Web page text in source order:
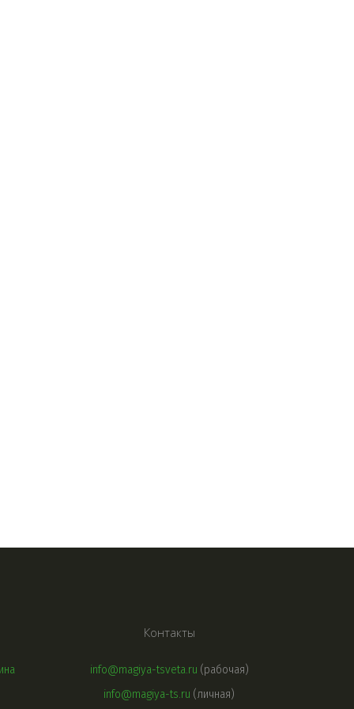
Контакты
info@magiya-tsveta.ru (рабочая)
info@magiya-ts.ru (личная)